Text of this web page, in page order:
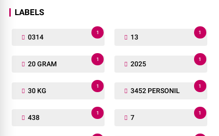
LABELS
0314
1
13
1
20 GRAM
1
2025
1
30 KG
1
3452 PERSONIL
1
438
1
7
1